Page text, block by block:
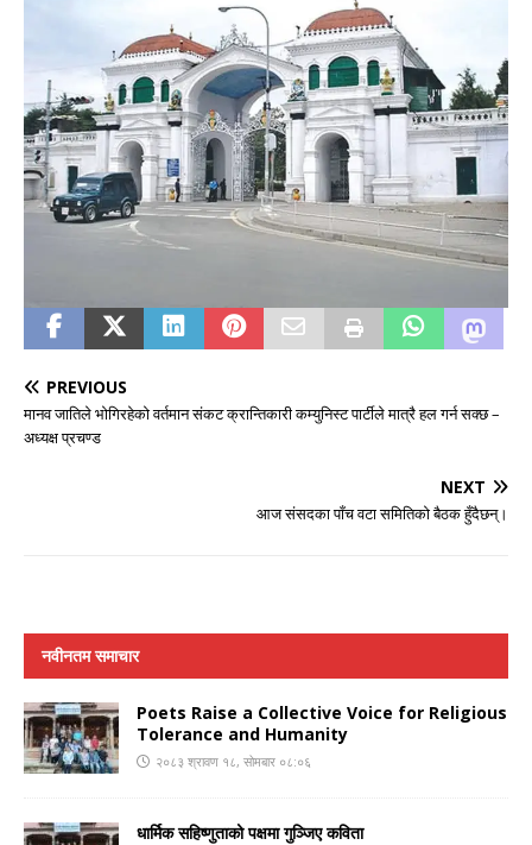
PREVIOUS
मानव जातिले भोगिरहेको वर्तमान संकट क्रान्तिकारी कम्युनिस्ट पार्टीले मात्रै हल गर्न सक्छ –
अध्यक्ष प्रचण्ड
NEXT
आज संसदका पाँच वटा समितिको बैठक हुँदैछन्।
नवीनतम समाचार
Poets Raise a Collective Voice for Religious
Tolerance and Humanity
२०८३ श्रावण १८, सोमबार ०८:०६
धार्मिक सहिष्णुताको पक्षमा गुञ्जिए कविता